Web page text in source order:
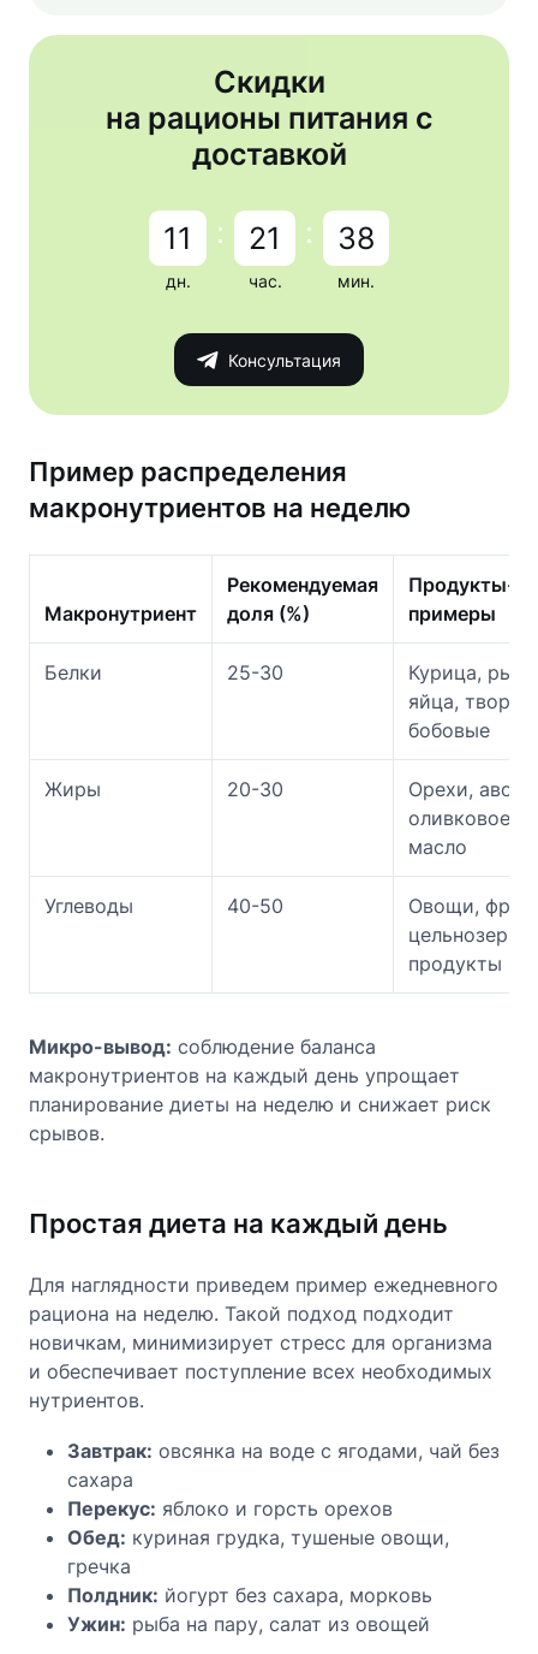
Скидки
на рационы питания с
доставкой
11
дн.
: 21
час.
: 38
мин.
Консультация
Пример распределения
макронутриентов на неделю
Макронутриент
Рекомендуемая
доля (%)
Продукты-
примеры
Белки 25-30
Курица,
яйца, творог,
бобовые
Жиры 20-30
Орехи,
оливковое
масло
Углеводы 40-50
Овощи,
продукты
Микро-вывод: соблюдение баланса
макронутриентов на каждый день упрощает
планирование диеты на неделю и снижает риск
срывов.
Простая диета на каждый день
Для наглядности приведем пример ежедневного
рациона на неделю. Такой подход подходит
новичкам, минимизирует стресс для организма
и обеспечивает поступление всех необходимых
нутриентов.
Завтрак: овсянка на воде с ягодами, чай без
сахара
Перекус: яблоко и горсть орехов
Обед: куриная грудка, тушеные овощи,
гречка
Полдник: йогурт без сахара, морковь
Ужин: рыба на пару, салат из овощей